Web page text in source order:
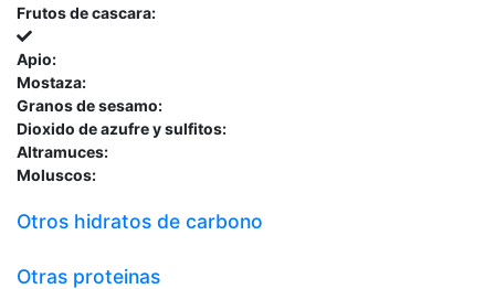
Frutos de cascara:
Apio:
Mostaza:
Granos de sesamo:
Dioxido de azufre y sulfitos:
Altramuces:
Moluscos:
Otros hidratos de carbono
Otras proteinas